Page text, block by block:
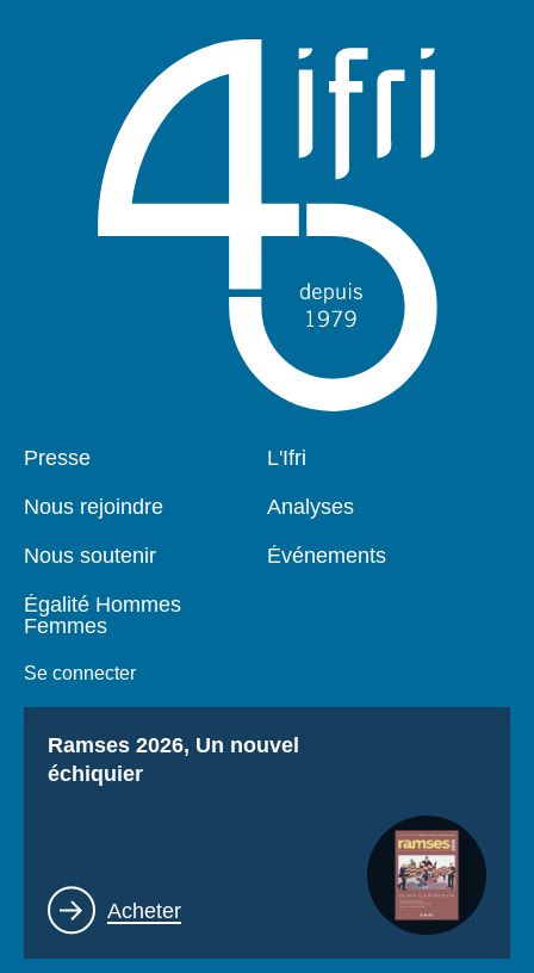
Pied
Presse
Nous rejoindre
Nous soutenir
Égalité Hommes
Femmes
Se connecter
Navigation
L'Ifri
Analyses
Événements
Titre
Ramses 2026, Un nouvel
échiquier
Lien
Acheter